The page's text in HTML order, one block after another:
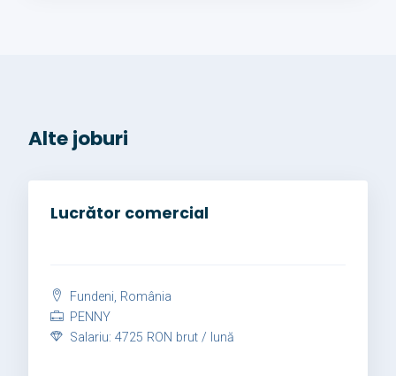
Alte joburi
Lucrător comercial
Fundeni, România
PENNY
Salariu: 4725 RON brut / lună